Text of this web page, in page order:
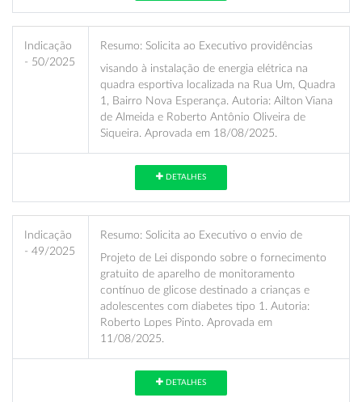
Indicação
- 50/2025
Resumo: Solicita ao Executivo providências
visando à instalação de energia elétrica na
quadra esportiva localizada na Rua Um, Quadra
1, Bairro Nova Esperança. Autoria: Ailton Viana
de Almeida e Roberto Antônio Oliveira de
Siqueira. Aprovada em 18/08/2025.
DETALHES
Indicação
- 49/2025
Resumo: Solicita ao Executivo o envio de
Projeto de Lei dispondo sobre o fornecimento
gratuito de aparelho de monitoramento
contínuo de glicose destinado a crianças e
adolescentes com diabetes tipo 1. Autoria:
Roberto Lopes Pinto. Aprovada em
11/08/2025.
DETALHES